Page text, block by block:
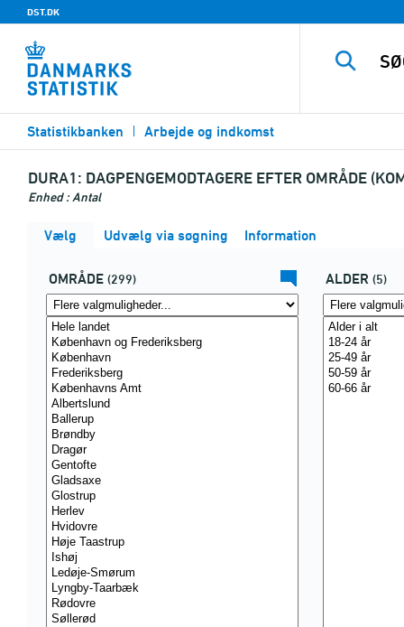
DST.DK
Statistikbanken Arbejde og indkomst
DURA1: DAGPENGEMODTAGERE EFTER OMRÅDE
Enhed : Antal
Vælg Udvælg via søgning Information
OMRÅDE (299) ALDER (5)